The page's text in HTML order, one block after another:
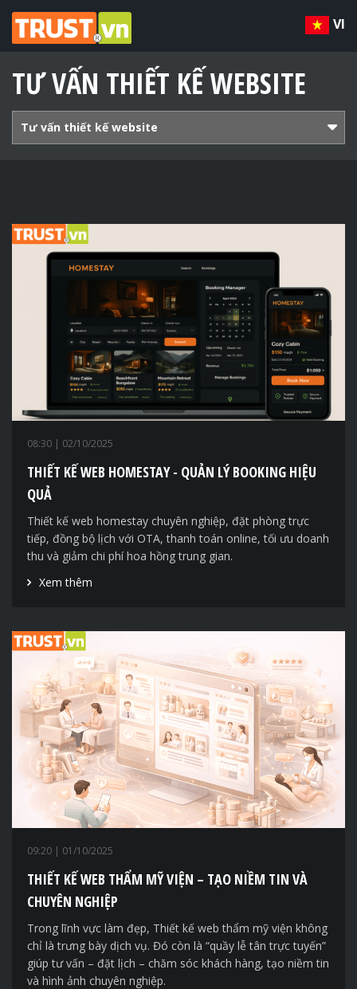
VI
TƯ VẤN THIẾT KẾ WEBSITE
Tư vấn thiết kế website
08:30 | 02/10/2025
THIẾT KẾ WEB HOMESTAY - QUẢN LÝ BOOKING HIỆU
QUẢ
Thiết kế web homestay chuyên nghiệp, đặt phòng trực
tiếp, đồng bộ lịch với OTA, thanh toán online, tối ưu doanh
thu và giảm chi phí hoa hồng trung gian.
Xem thêm
09:20 | 01/10/2025
THIẾT KẾ WEB THẨM MỸ VIỆN – TẠO NIỀM TIN VÀ
CHUYÊN NGHIỆP
Trong lĩnh vực làm đẹp, Thiết kế web thẩm mỹ viện không
chỉ là trưng bày dịch vụ. Đó còn là “quầy lễ tân trực tuyến”
giúp tư vấn – đặt lịch – chăm sóc khách hàng, tạo niềm tin
và hình ảnh chuyên nghiệp.